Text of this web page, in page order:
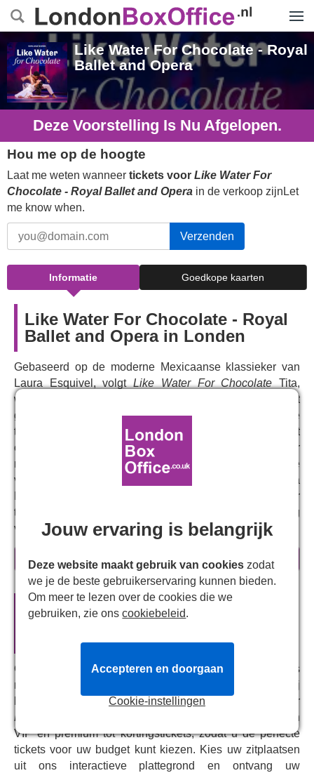
Like Water For Chocolate - Royal
Ballet and Opera
Deze Voorstelling Is Nu Afgelopen.
Hou me op de hoogte
Laat me weten wanneer tickets voor Like Water For
Chocolate - Royal Ballet and Opera in de verkoop zijnLet
me know when.
Verzenden
Informatie Goedkope kaarten
Like Water For Chocolate - Royal
Ballet and Opera in Londen
Gebaseerd op de moderne Mexicaanse klassieker van
Laura Esquivel, volgtLike Water For ChocolateTita,
wiens liefde voor de buurjongen Pedro wordt
gedwarsboomd door een ongewone en onmiskenbare
traditie in haar familie: als jongste dochter is ze verplicht
ongehuwd te blijven om op haar oude dag voor haar
moeder te kunnen zorgen. Gevangen tussen haar passie
voor Pedro en haar loyaliteit aan de formidabele Mama
Elena, gebruikt Tita haar liefde voor koken om haar
turbulente emoties te uiten, terwijl ze de juiste weg
voorwaarts zoekt.
Passie, mysterie en familiedrama botsen in dit magische
ballet van artistiek medewerkerChristopher Wheeldon
,
op muziek gezet doorJoby Talbot.Like Water For
Chocolateis gebaseerd op de bestseller van de
Mexicaanse auteur Laura Esquivel, die nauw met
om te zetten in dans. De roman is een kritisch en gevierd
stuk Latijns-Amerikaanse literatuur en een klassieker in
het magisch-realisme. Dit is de eerste heropleving van
deze weelderige, visueel verbluffende balletvoorstelling
sinds de première in 2022. Dramatische choreografie en
een dromerige, romantische soundtrack brengen je
samen naar het hart van Mexico, naar een familieranch
geteisterd door onrust en complexe relaties.
meer informatie
Officiële theatertickets voor
Water For Chocolate - Royal Ballet
and Opera
Ons centrale reserveringssysteem verbindt u rechtstreeks
met het kassasysteem van Royal Opera House. Wij
bieden live en volledige beschikbaarheid van tickets voor
Like Water For Chocolate - Royal Ballet and Opera
, van
VIP en premium tot kortingstickets, zodat u de perfecte
tickets voor uw budget kunt kiezen. Kies uw zitplaatsen
uit ons interactieve plattegrond en ontvang uw
Jouw ervaring is belangrijk
Deze website maakt gebruik van cookies zodat
we je de beste gebruikerservaring kunnen bieden.
Om meer te lezen over de cookies die we
gebruiken, zie onscookiebeleid.
Cookie-instellingen
Accepteren en doorgaan